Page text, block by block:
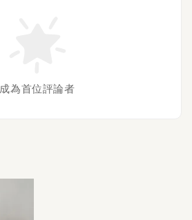
成為首位評論者